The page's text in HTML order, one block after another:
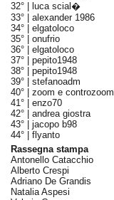
32° |
luca scial�
33° | alexander 1986
34° | elgatoloco
35° | onufrio
36° | elgatoloco
37° | pepito1948
38° | pepito1948
39° | stefanoadm
40° | zoom e controzoom
41° | enzo70
42° | andrea giostra
43° | jacopo b98
44° | flyanto
Rassegna stampa
Antonello Catacchio
Alberto Crespi
Adriano De Grandis
Natalia Aspesi